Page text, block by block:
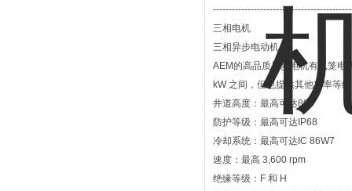
三相电机
三相异步电动机
AEM的高品质异步电机有鼠笼电
kW 之间，但也提供其他功率等
井道高度：最高可达800
防护等级：最高可达IP68
冷却系统：最高可达IC 86W7
速度：最高 3,600 rpm
绝缘等级：F 和 H